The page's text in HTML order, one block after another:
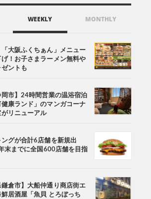
WEEKLY MONTHLY
「大阪ふくちぁん」メニュー
げ！お子さまラーメン無料や
ゼントも
岡市】24時間営業の温浴宿泊
康ランド」のマンガコーナ
リニューアル
グが合計6店舗を新規出
末までに全国600店舗を目指
鎌倉市】大船仲通り商店街エ
鮮居酒屋「魚貝 とろぼっち